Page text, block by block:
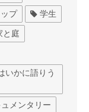
プ 学生
と庭
いかに語りう
ュメンタリー